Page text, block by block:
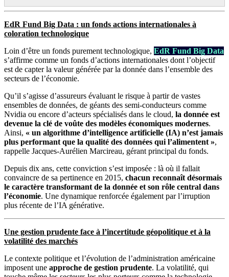
EdR Fund Big Data : un fonds actions internationales à
coloration technologique
Loin d’être un fonds purement technologique, EdR Fund Big Data
s’affirme comme un fonds d’actions internationales dont l’objectif
est de capter la valeur générée par la donnée dans l’ensemble des
secteurs de l’économie.
Qu’il s’agisse d’assureurs évaluant le risque à partir de vastes
ensembles de données, de géants des semi-conducteurs comme
Nvidia ou encore d’acteurs spécialisés dans le cloud, la donnée est
devenue la clé de voûte des modèles économiques modernes.
Ainsi, « un algorithme d’intelligence artificielle (IA) n’est jamais
plus performant que la qualité des données qui l’alimentent »,
rappelle Jacques-Aurélien Marcireau, gérant principal du fonds.
Depuis dix ans, cette conviction s’est imposée : là où il fallait
convaincre de sa pertinence en 2015, chacun reconnaît désormais
le caractère transformant de la donnée et son rôle central dans
l’économie. Une dynamique renforcée également par l’irruption
plus récente de l’IA générative.
Une gestion prudente face à l’incertitude géopolitique et à la
volatilité des marchés
Le contexte politique et l’évolution de l’administration américaine
imposent une approche de gestion prudente. La volatilité, qui